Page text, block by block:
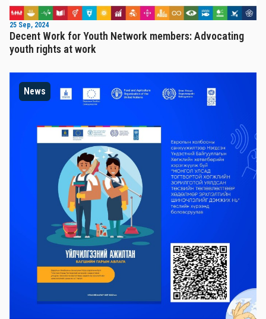
25 Sep, 2024
Decent Work for Youth Network members: Advocating
youth rights at work
News